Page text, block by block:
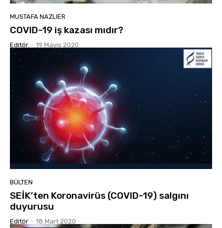
MUSTAFA NAZLIER
COVID-19 iş kazası mıdır?
Editör - 19 Mayıs 2020
BÜLTEN
SEİK’ten Koronavirüs (COVID-19) salgını
duyurusu
Editör - 18 Mart 2020